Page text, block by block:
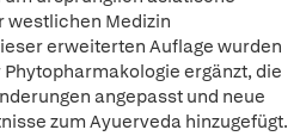
westlichen Medizin
erweiterten Auflage wurden
ergänzt, die
angepasst und neue
zum Ayuerveda hinzugefügt.